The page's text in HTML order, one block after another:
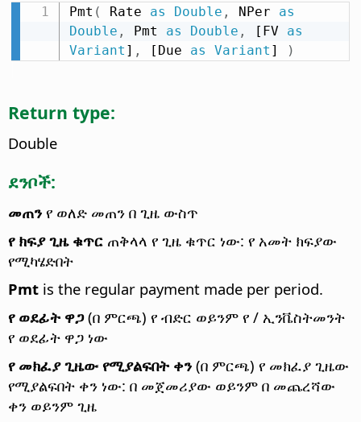
Pmt ( Rate as Double , NPer as
Double , Pmt as Double , [FV as
Variant ] , [Due as Variant ] )
Return type:
Double
ደንቦች:
መጠን የ ወለድ መጠን በ ጊዜ ውስጥ
የ ክፍያ ጊዜ ቁጥር ጠቅላላ የ ጊዜ ቁጥር ነው: የ አመት ክፍያው
የሚካሄድበት
Pmt is the regular payment made per period.
የ ወደፊት ዋጋ(በ ምርጫ) የ ብድር ወይንም የ / ኢንቬስትመንት
የ ወደፊት ዋጋ ነው
የ መክፈያ ጊዜው የሚያልፍበት ቀን (በ ምርጫ) የ መክፈያ ጊዜው
የሚያልፍበት ቀን ነው: በ መጀመሪያው ወይንም በ መጨረሻው
ቀን ወይንም ጊዜ